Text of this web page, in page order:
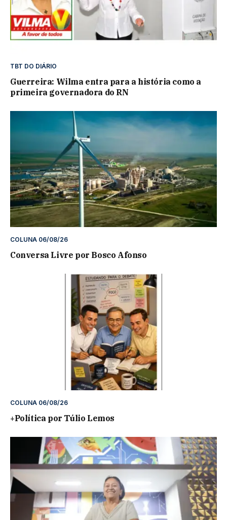
TBT DO DIÁRIO
Guerreira: Wilma entra para a história como a
primeira governadora do RN
COLUNA 06/08/26
Conversa Livre por Bosco Afonso
COLUNA 06/08/26
+Política por Túlio Lemos